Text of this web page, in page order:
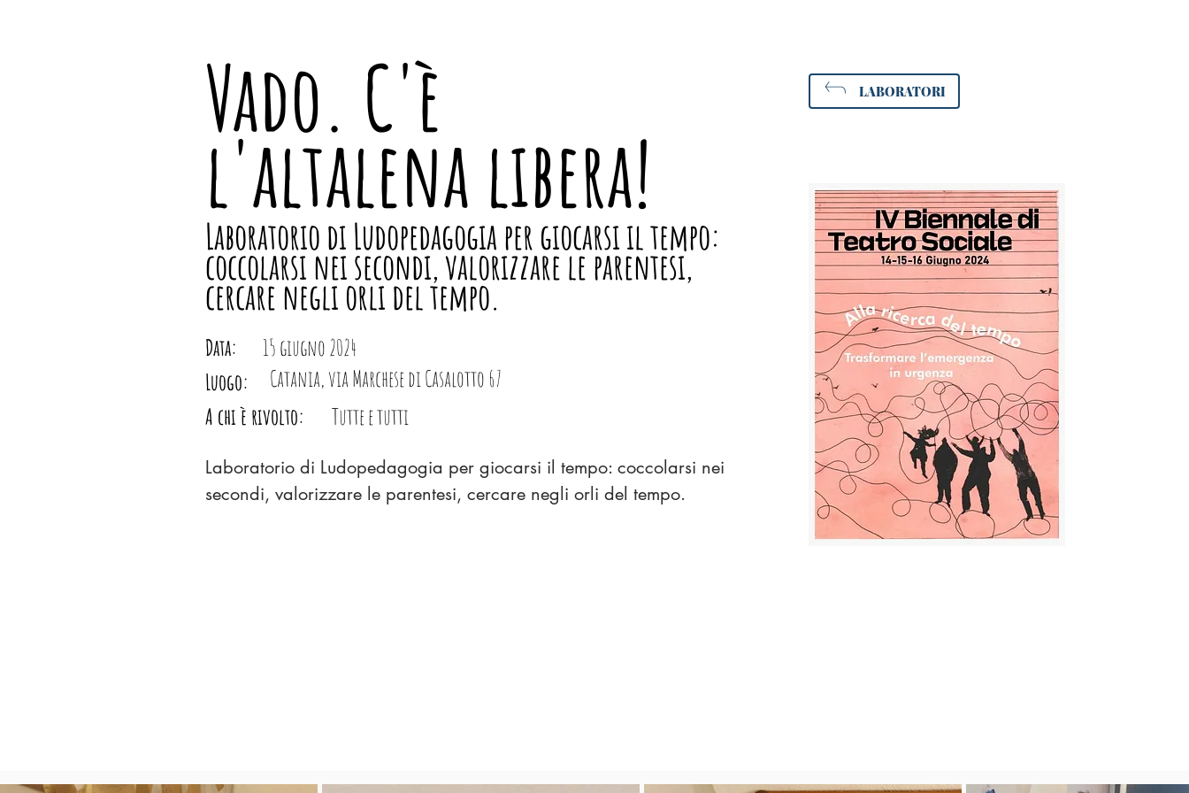
Vado. C'è
l'altalena libera!
Laboratorio di Ludopedagogia per giocarsi il tempo:
coccolarsi nei secondi, valorizzare le parentesi,
cercare negli orli del tempo.
Data:
15 giugno 2024
Luogo:
Catania, via Marchese di Casalotto 67
A chi è rivolto:
Tutte e tutti
Laboratorio di Ludopedagogia per giocarsi il tempo: coccolarsi nei
secondi, valorizzare le parentesi, cercare negli orli del tempo.
LABORATORI